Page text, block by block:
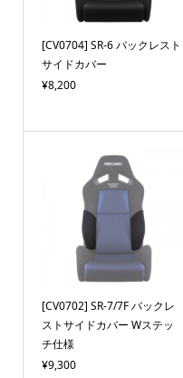
[CV0704] SR-6 バックレスト
サイドカバー
¥8,200
[CV0702] SR-7/7F バックレ
ストサイドカバー Wステッ
チ仕様
¥9,300